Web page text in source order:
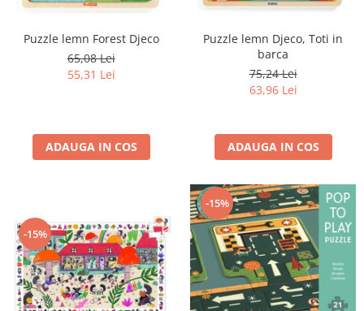
Puzzle lemn Forest Djeco
65,08 Lei
55,31 Lei
ADAUGA IN COS
Puzzle lemn Djeco, Toti in
barca
75,24 Lei
63,96 Lei
ADAUGA IN COS
-15%
-15%